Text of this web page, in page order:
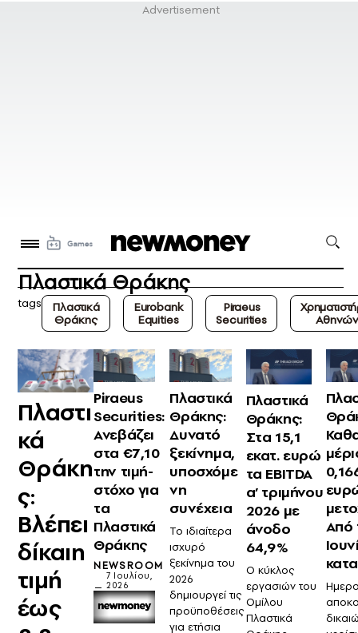
Πλαστικά Θράκης
tags
Πλαστικά
Θράκης
Eurobank
Equities
Piraeus
Securities
Αθηνών
Πλαστι
κά
Θράκη
ς:
Βλέπει
δίκαιη
τιμή
έως
Piraeus
Securities:
Ανεβάζει
στα €7,10
την τιμή-
στόχο για
τα
Πλαστικά
Θράκης
NEWSROOM
7 Ιουλίου,
2026
Πλαστικά
Θράκης:
Δυνατό
ξεκίνημα,
υποσχόμε
νη
συνέχεια
Το ιδιαίτερα
ισχυρό
ξεκίνημα του
2026
δημιουργεί τις
προϋποθέσεις
για ετήσια
Πλαστικά
Θράκης:
Στα 15,1
εκατ. ευρώ
τα EBITDA
α’ τριμήνου
2026 με
άνοδο
64,9%
O κύκλος
εργασιών του
Ομίλου
Πλαστικά
Από